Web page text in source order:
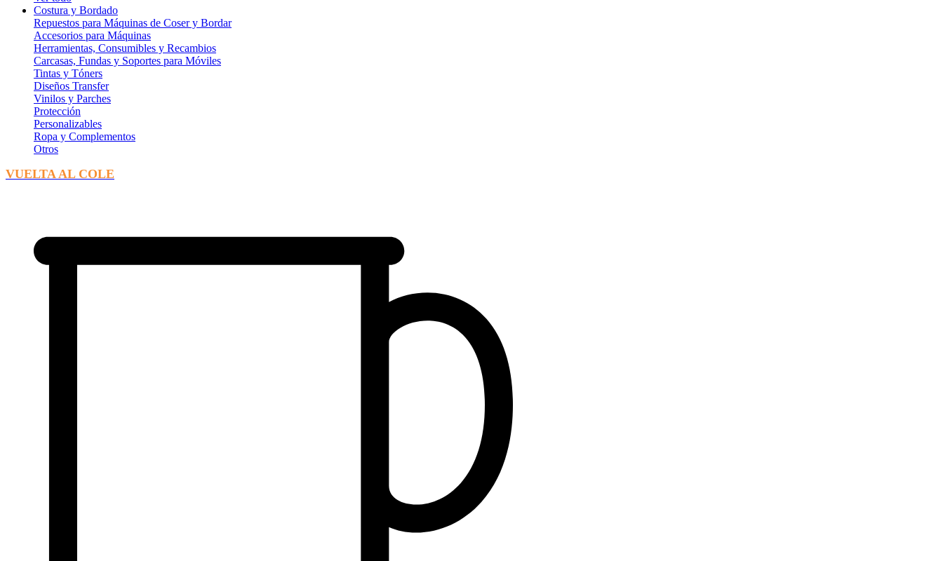
Costura y Bordado
Repuestos para Máquinas de Coser y Bordar
Accesorios para Máquinas
Herramientas, Consumibles y Recambios
Carcasas, Fundas y Soportes para Móviles
Tintas y Tóners
Diseños Transfer
Vinilos y Parches
Protección
Personalizables
Ropa y Complementos
Otros
VUELTA AL COLE